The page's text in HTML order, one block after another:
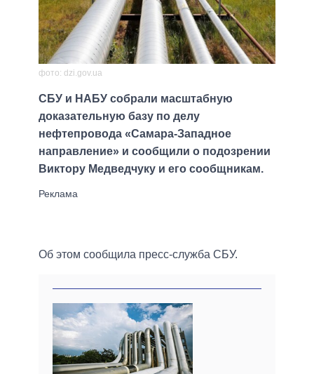
фото: dzi.gov.ua
СБУ и НАБУ собрали масштабную
доказательную базу по делу
нефтепровода «Самара-Западное
направление» и сообщили о подозрении
Виктору Медведчуку и его сообщникам.
Об этом сообщила пресс-служба СБУ.